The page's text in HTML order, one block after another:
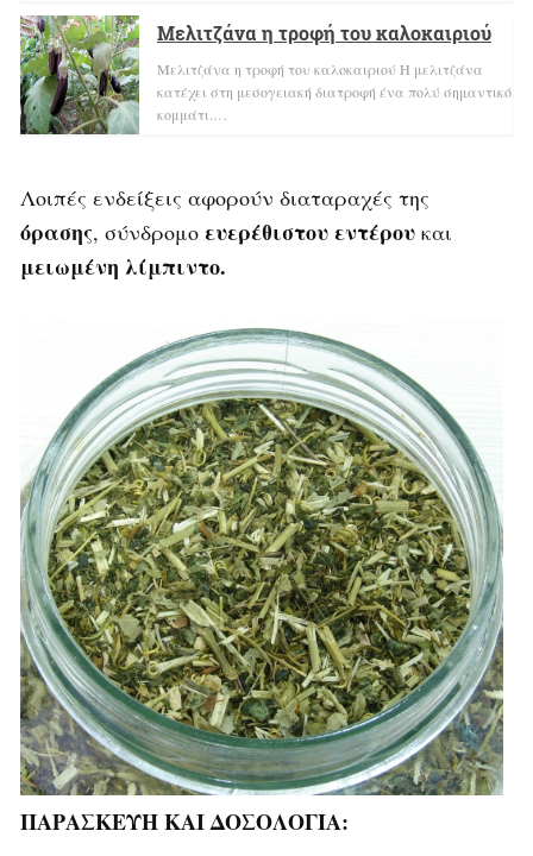
Μελιτζάνα η τροφή του καλοκαιριού
Μελιτζάνα η τροφή του καλοκαιριού H μελιτζάνα
κατέχει στη μεσογειακή διατροφή ένα πολύ σημαντικό
κομμάτι.…
Λοιπές ενδείξεις αφορούν διαταραχές της
όρασης, σύνδρομο ευερέθιστουεντέρου και
μειωμένη λίμπιντο.
ΠΑΡΑΣΚΕΥΗ ΚΑΙ ΔΟΣΟΛΟΓΙΑ: